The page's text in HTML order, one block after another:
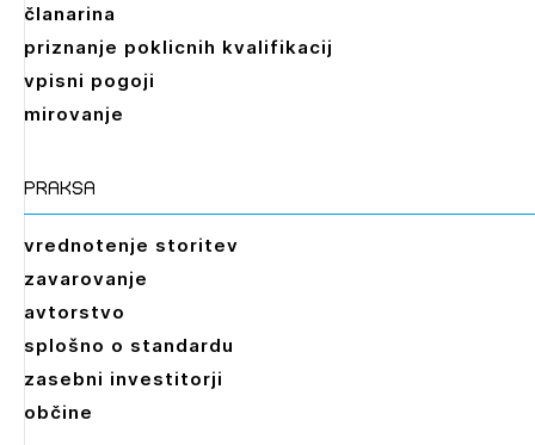
članarina
priznanje poklicnih kvalifikacij
vpisni pogoji
mirovanje
praksa
vrednotenje storitev
zavarovanje
avtorstvo
splošno o standardu
zasebni investitorji
občine